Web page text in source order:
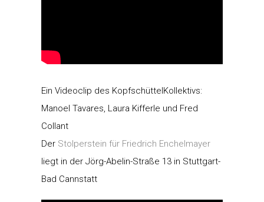
Ein Videoclip des KopfschüttelKollektivs:
Manoel Tavares, Laura Kifferle und Fred
Collant
Der Stolperstein für Friedrich Enchelmayer
liegt in der Jörg-Abelin-Straße 13 in Stuttgart-
Bad Cannstatt